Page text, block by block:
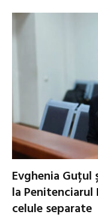
Evghenia
la Penitenciarul
celule separate